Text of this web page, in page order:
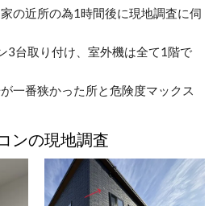
の近所の為1時間後に現地調査に伺
3台取り付け、室外機は全て1階で
一番狭かった所と危険度マックス
ンの現地調査